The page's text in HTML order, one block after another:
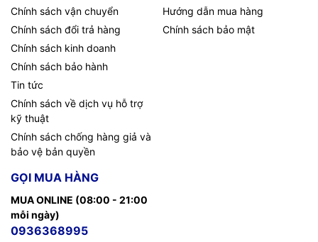
Chính sách vận chuyển
Chính sách đổi trả hàng
Chính sách kinh doanh
Chính sách bảo hành
Tin tức
Chính sách về dịch vụ hỗ trợ
kỹ thuật
Chính sách chống hàng giả và
bảo vệ bản quyền
Hướng dẫn mua hàng
Chính sách bảo mật
GỌI MUA HÀNG
MUA ONLINE (08:00 - 21:00
mỗi ngày)
0936368995